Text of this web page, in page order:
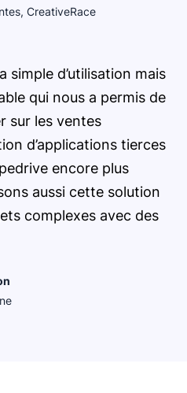
CreativeRace
simple d’utilisation mais
qui nous a permis de
sur les ventes
d’applications tierces
encore plus
aussi cette solution
complexes avec des